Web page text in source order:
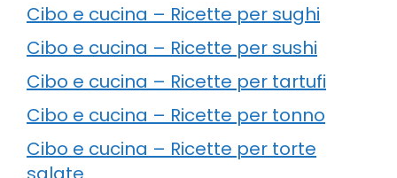
Cibo e cucina – Ricette per sughi
Cibo e cucina – Ricette per sushi
Cibo e cucina – Ricette per tartufi
Cibo e cucina – Ricette per tonno
Cibo e cucina – Ricette per torte